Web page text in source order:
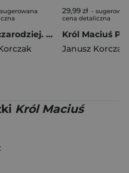
Kajtuś czarodziej. Klasyka literatury dziecięcej
29,99 zł -
cena detaliczna
Janusz Korczak
Król Maciuś